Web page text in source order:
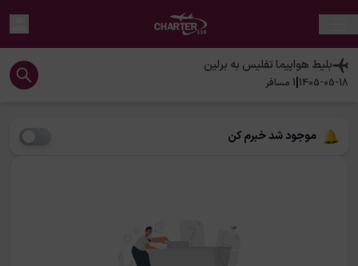
بلیط هواپیماتفلیس به برلین
1405-05-18
|
1 مسافر
موجود شد خبرم کن